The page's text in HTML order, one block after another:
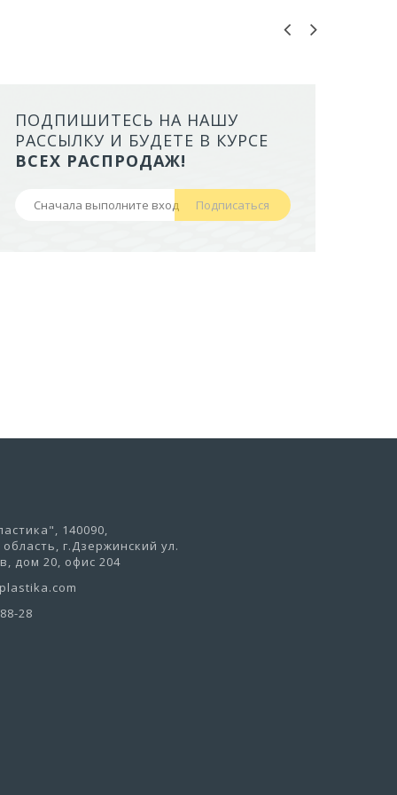
ЛОТОК ALTA ДЛЯ КОШЕК
БОРТАМИ И СЕТКОЙ НА
НОЖКАХ)
ПОДПИШИТЕСЬ НА НАШУ
РАССЫЛКУ И БУДЕТЕ В КУРСЕ
ВСЕХ РАСПРОДАЖ!
Подписаться
140090,
г.Дзержинский ул.
дом 20, офис 204
28